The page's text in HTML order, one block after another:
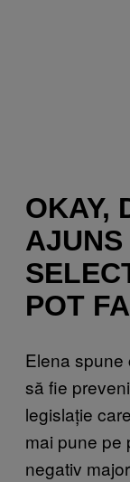
OKAY,
POT
Elena spune
să fie
legislație
mai pune pe
negativ